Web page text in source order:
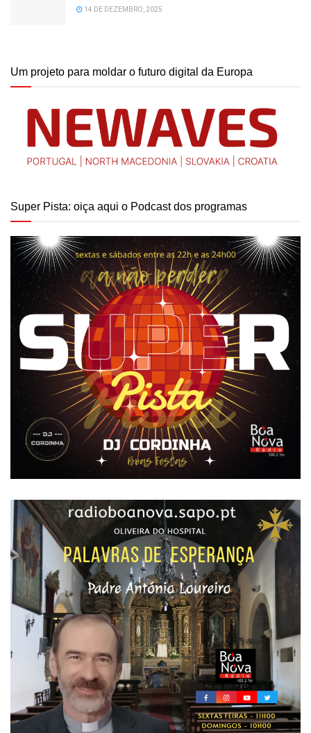
14 DE DEZEMBRO, 2025
Um projeto para moldar o futuro digital da Europa
Super Pista: oiça aqui o Podcast dos programas